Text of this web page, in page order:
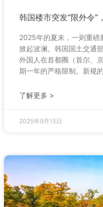
韩国楼市突发“限外令”
2025年的夏末，一则重磅
掀起波澜。韩国国土交通
外国人在首都圈（首尔、
期一年的严格限制。新规
了解更多 >
2025年9月15日